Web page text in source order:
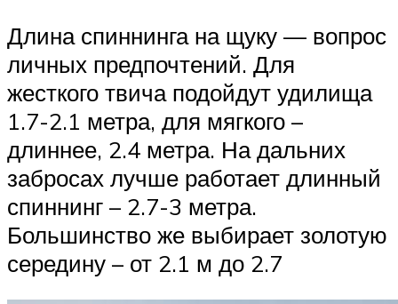
Длина спиннинга на щуку — вопрос
личных предпочтений. Для
жесткого твича подойдут удилища
1.7-2.1 метра, для мягкого –
длиннее, 2.4 метра. На дальних
забросах лучше работает длинный
спиннинг – 2.7-3 метра.
Большинство же выбирает золотую
середину – от 2.1 м до 2.7